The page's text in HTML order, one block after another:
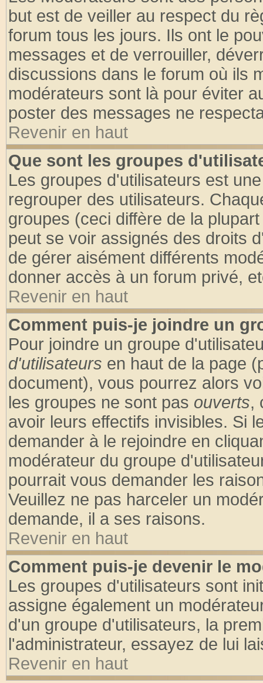
but est de veiller au respect du
forum tous les jours. Ils ont le
messages et de verrouiller,
discussions dans le forum où ils
modérateurs sont là pour éviter
poster des messages ne
Revenir en haut
Que sont les groupes
Les groupes d'utilisateurs est
regrouper des utilisateurs.
groupes (ceci diffère de la
peut se voir assignés des droits
de gérer aisément différents
donner accès à un forum privé,
Revenir en haut
Comment puis-je joindre un
Pour joindre un groupe
d'utilisateurs en haut de la page
document), vous pourrez alors
les groupes ne sont pas ouverts,
avoir leurs effectifs invisibles. Si
demander à le rejoindre en
modérateur du groupe
pourrait vous demander les
Veuillez ne pas harceler un
demande, il a ses raisons.
Revenir en haut
Comment puis-je devenir le
Les groupes d'utilisateurs sont
assigne également un
d'un groupe d'utilisateurs, la
l'administrateur, essayez de lui
Revenir en haut